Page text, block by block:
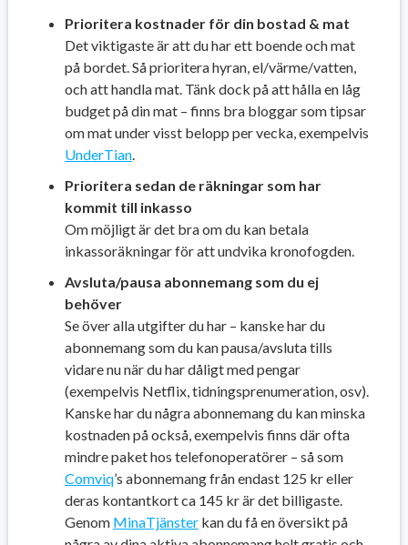
Prioritera kostnader för din bostad & mat
Det viktigaste är att du har ett boende och mat
på bordet. Så prioritera hyran, el/värme/vatten,
och att handla mat. Tänk dock på att hålla en låg
budget på din mat – finns bra bloggar som tipsar
om mat under visst belopp per vecka, exempelvis
UnderTian.
Prioritera sedan de räkningar som har
kommit till inkasso
Om möjligt är det bra om du kan betala
inkassoräkningar för att undvika kronofogden.
Avsluta/pausa abonnemang som du ej
behöver
Se över alla utgifter du har – kanske har du
abonnemang som du kan pausa/avsluta tills
vidare nu när du har dåligt med pengar
(exempelvis Netflix, tidningsprenumeration, osv).
Kanske har du några abonnemang du kan minska
kostnaden på också, exempelvis finns där ofta
mindre paket hos telefonoperatörer – så som
Comviq’s abonnemang från endast 125 kr eller
deras kontantkort ca 145 kr är det billigaste.
Genom MinaTjänsterkan du få en översikt på